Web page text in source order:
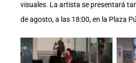
visuales. La artista se presentará
de agosto, a las 18:00, en la Plaza